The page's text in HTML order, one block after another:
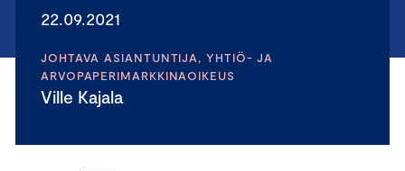
22.09.2021
JOHTAVA ASIANTUNTIJA, YHTIÖ- JA
ARVOPAPERIMARKKINAOIKEUS
Ville Kajala